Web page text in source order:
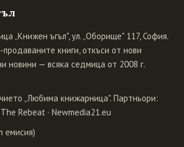
„Книжен ъгъл", ул. „Оборище" 117, София.
книги, откъси от нови
новини — всяка седмица от 2008 г.
„Любима книжарница". Партньори:
The Rebeat · Newmedia21.eu
емисия)